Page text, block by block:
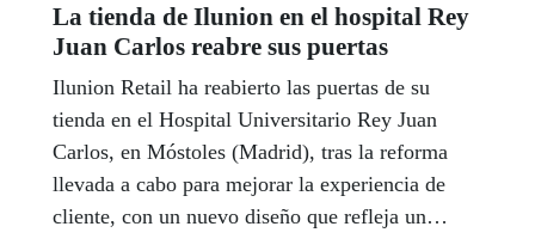
La tienda de Ilunion en el hospital Rey
Juan Carlos reabre sus puertas
Ilunion Retail ha reabierto las puertas de su
tienda en el Hospital Universitario Rey Juan
Carlos, en Móstoles (Madrid), tras la reforma
llevada a cabo para mejorar la experiencia de
cliente, con un nuevo diseño que refleja un